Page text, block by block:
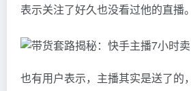
表示关注了好久也没看过他的直播。
也有用户表示，主播其实是送了的